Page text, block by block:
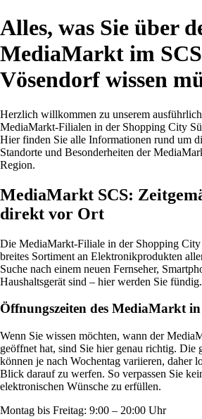
Alles, was Sie über
MediaMarkt im
Vösendorf wissen
Herzlich willkommen zu unserem
MediaMarkt-Filialen in der Shopping City
Hier finden Sie alle Informationen rund um
Standorte und Besonderheiten der
Region.
MediaMarkt SCS:
direkt vor Ort
Die MediaMarkt-Filiale in der Shopping City
breites Sortiment an Elektronikprodukten
Suche nach einem neuen Fernseher,
Haushaltsgerät sind – hier werden Sie fündig.
Öffnungszeiten des MediaMarkt in
Wenn Sie wissen möchten, wann der
geöffnet hat, sind Sie hier genau richtig. Die
können je nach Wochentag variieren, daher
Blick darauf zu werfen. So verpassen Sie
elektronischen Wünsche zu erfüllen.
Montag bis Freitag: 9:00 – 20:00 Uhr